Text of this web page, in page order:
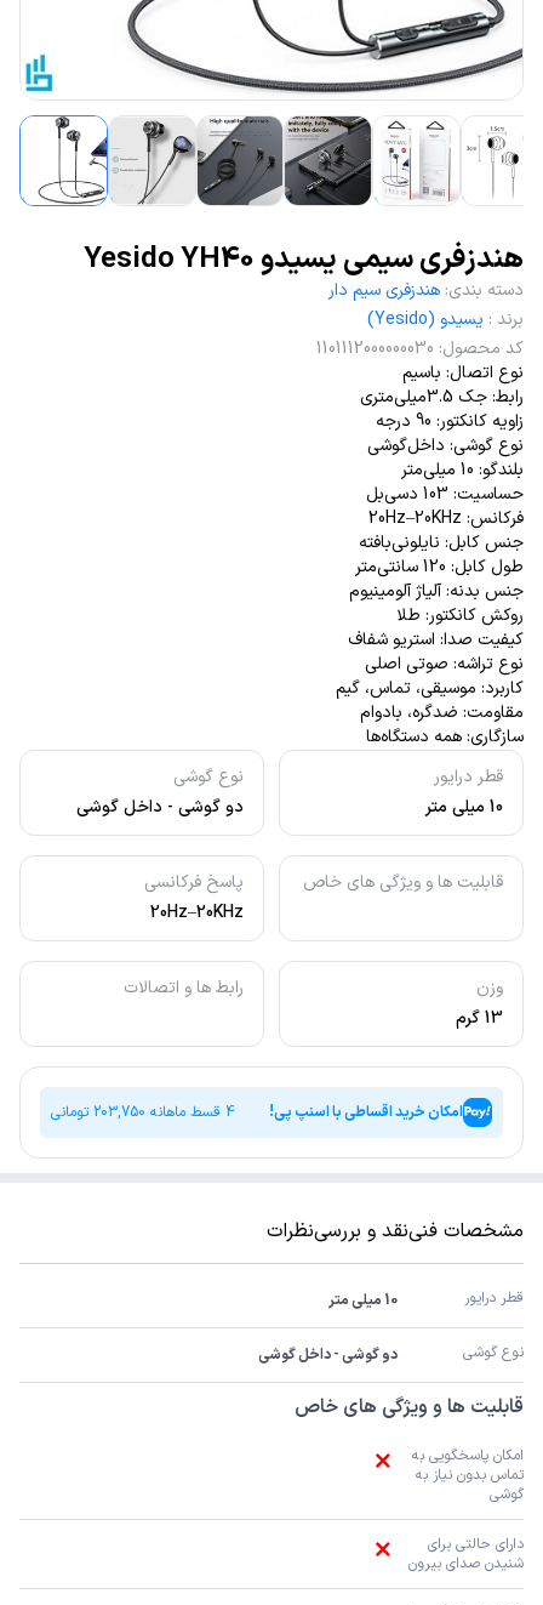
هندزفری سیمی یسیدو Yesido YH40
قطر درایور
10 میلی متر
نوع گوشی
دو گوشی - داخل گوشی
قابلیت ها و ویژگی های خاص
پاسخ فرکانسی
20Hz–20KHz
وزن
13 گرم
رابط ها و اتصالات
دسته بندی: هندزفری سیم دار
برند : یسیدو (Yesido)
کد محصول:
1101112000000030
نوع اتصال: باسیم
رابط: جک 3.5‌میلی‌متری
زاویه کانکتور: 90 درجه
نوع گوشی: داخل‌گوشی
بلندگو: 10 میلی‌متر
حساسیت: 103 دسی‌بل
فرکانس: 20Hz–20KHz
جنس کابل: نایلونی‌بافته
طول کابل: 120 سانتی‌متر
جنس بدنه: آلیاژ آلومینیوم
روکش کانکتور: طلا
کیفیت صدا: استریو شفاف
نوع تراشه: صوتی اصلی
کاربرد: موسیقی، تماس، گیم
مقاومت: ضدگره، بادوام
سازگاری: همه دستگاه‌ها
امکان خرید اقساطی با اسنپ پی! 4 قسط ماهانه 203,750 تومانی
مشخصات فنینقد و بررسینظرات
قطر درایور 10 میلی متر
نوع گوشی دو گوشی - داخل گوشی
قابلیت ها و ویژگی های خاص
گوشی
شنیدن صدای بیرون